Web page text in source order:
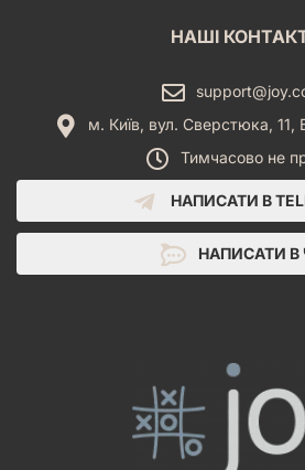
НАШІ
м. Київ, вул. Сверстюка,
Тимчасово не
НАПИСАТИ В
НАПИСАТИ В